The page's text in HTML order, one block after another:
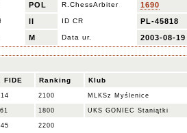
POL R.ChessArbiter 1690
II ID CR PL-45818
M Data ur. 2003-08-19
FIDE Ranking Klub
2100 MLKSz Myślenice
1800 UKS GONIEC Staniątki
2200